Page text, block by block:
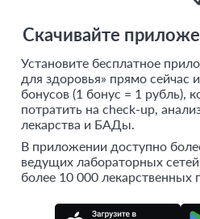
Скачивайте
Установите бесплатное
для здоровья» прямо сейчас
бонусов (1 бонус = 1 рубль),
потратить на check-up,
лекарства и БАДы.
В приложении доступно
ведущих лабораторных
более 10 000 лекарственных